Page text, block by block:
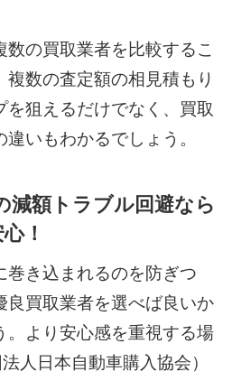
数の買取業者を比較するこ
複数の査定額の相見積もり
を狙えるだけでなく、買取
いもわかるでしょう。
減額トラブル回避なら
！
巻き込まれるのを防ぎつ
良買取業者を選べば良いか
。より安心感を重視する場
人日本自動車購入協会）